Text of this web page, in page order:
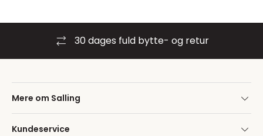
30 dages fuld bytte- og retur
Mere om Salling
Kundeservice